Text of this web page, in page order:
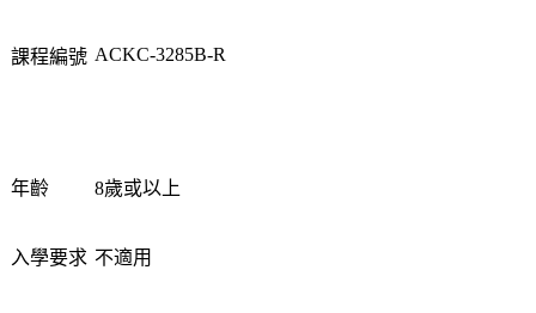
課程編號 ACKC-3285B-R
年齡 8歲或以上
入學要求 不適用